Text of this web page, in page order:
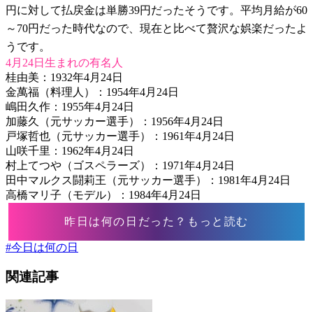
円に対して払戻金は単勝39円だったそうです。平均月給が60
～70円だった時代なので、現在と比べて贅沢な娯楽だったよ
うです。
4月24日生まれの有名人
桂由美：1932年4月24日
金萬福（料理人）：1954年4月24日
嶋田久作：1955年4月24日
加藤久（元サッカー選手）：1956年4月24日
戸塚哲也（元サッカー選手）：1961年4月24日
山咲千里：1962年4月24日
村上てつや（ゴスペラーズ）：1971年4月24日
田中マルクス闘莉王（元サッカー選手）：1981年4月24日
高橋マリ子（モデル）：1984年4月24日
昨日は何の日だった？もっと読む
#今日は何の日
関連記事